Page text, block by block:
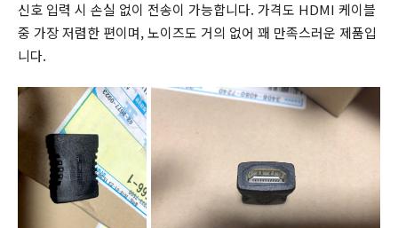
신호 입력 시 손실 없이 전송이 가능합니다. 가격도 HDMI 케이블
중 가장 저렴한 편이며, 노이즈도 거의 없어 꽤 만족스러운 제품입
니다.